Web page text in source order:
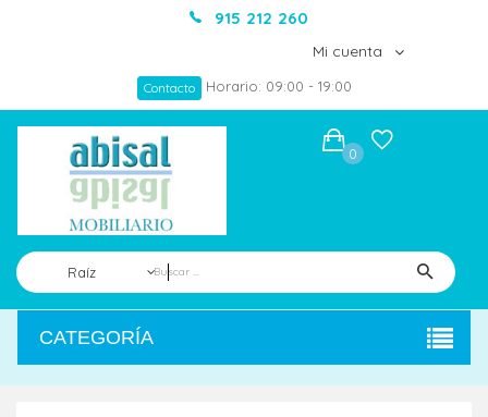
915 212 260
Mi cuenta
Contacto Horario: 09:00 - 19:00
Raíz
0
CATEGORÍA